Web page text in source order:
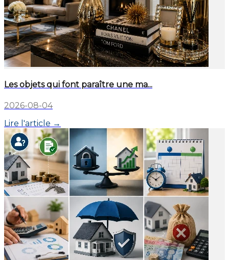
Les objets qui font paraître une ma...
2026-08-04
Lire l'article →